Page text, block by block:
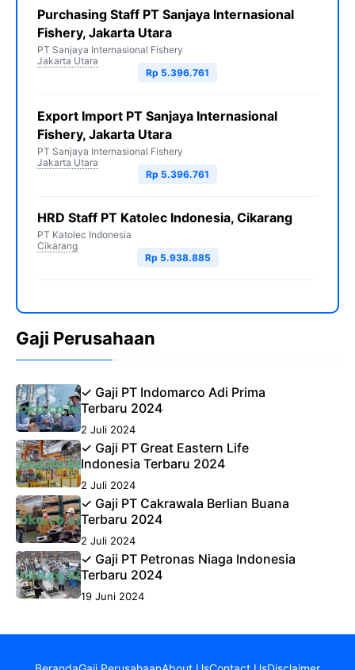
Purchasing Staff PT Sanjaya Internasional
Fishery, Jakarta Utara
PT Sanjaya Internasional Fishery
Jakarta Utara
Rp 5.396.761
Export Import PT Sanjaya Internasional
Fishery, Jakarta Utara
PT Sanjaya Internasional Fishery
Jakarta Utara
Rp 5.396.761
HRD Staff PT Katolec Indonesia, Cikarang
PT Katolec Indonesia
Cikarang
Rp 5.938.885
Gaji Perusahaan
✓ Gaji PT Indomarco Adi Prima
Terbaru 2024
2 Juli 2024
✓ Gaji PT Great Eastern Life
Indonesia Terbaru 2024
2 Juli 2024
✓ Gaji PT Cakrawala Berlian Buana
Terbaru 2024
2 Juli 2024
✓ Gaji PT Petronas Niaga Indonesia
Terbaru 2024
19 Juni 2024